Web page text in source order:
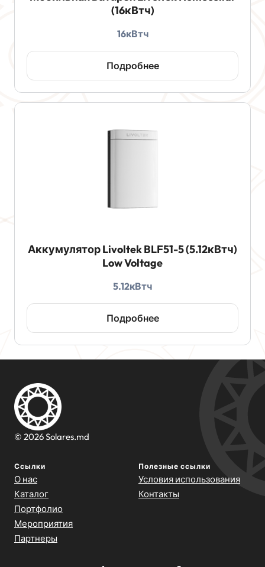
(16кВтч)
16кВтч
Подробнее
Аккумулятор Livoltek BLF51-5 (5.12кВтч)
Low Voltage
5.12кВтч
Подробнее
© 2026 Solares.md
Ссылки
О нас
Каталог
Портфолио
Мероприятия
Партнеры
Полезные ссылки
Условия использования
Контакты